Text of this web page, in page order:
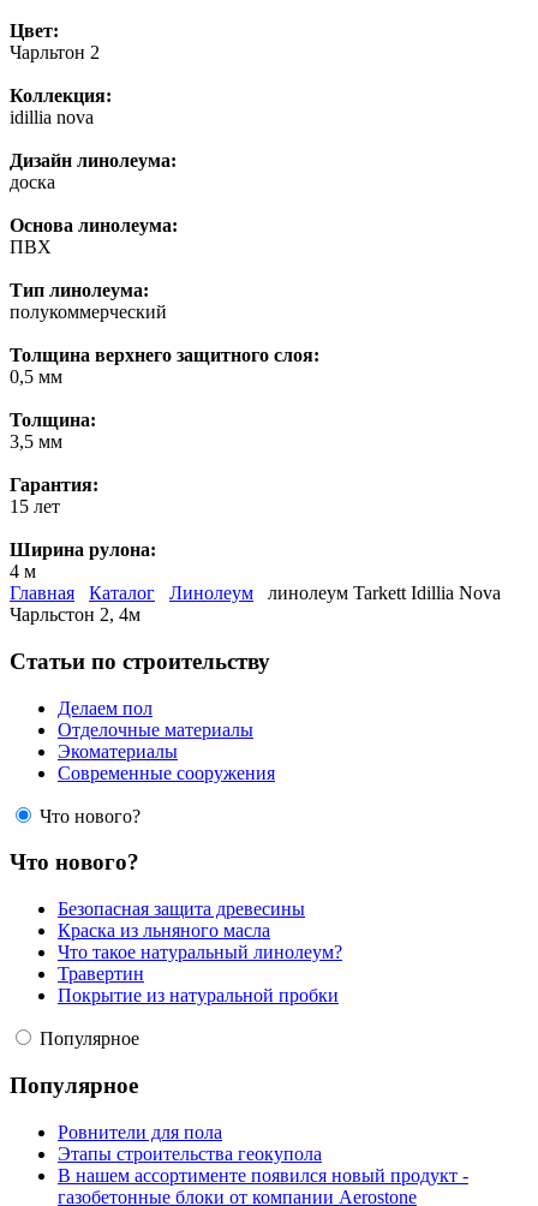
Цвет:
Чарльтон 2
Коллекция:
idillia nova
Дизайн линолеума:
доска
Основа линолеума:
ПВХ
Тип линолеума:
полукоммерческий
Толщина верхнего защитного слоя:
0,5 мм
Толщина:
3,5 мм
Гарантия:
15 лет
Ширина рулона:
4 м
Главная
Каталог Линолеум
линолеум Tarkett Idillia Nova
Чарльcтон 2, 4м
Статьи по строительству
Делаем пол
Отделочные материалы
Экоматериалы
Современные сооружения
Что нового?
Что нового?
Безопасная защита древесины
Краска из льняного масла
Что такое натуральный линолеум?
Травертин
Покрытие из натуральной пробки
Популярное
Популярное
Ровнители для пола
Этапы строительства геокупола
В нашем ассортименте появился новый продукт -
газобетонные блоки от компании Aerostone